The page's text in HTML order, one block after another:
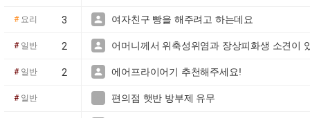
#요리 3  여자친구 빵을 해주려고 하는데요
#일반 2  어머니께서 위축성위염과 장상피화생 소견이
#일반 2  에어프라이어기 추천해주세요!
#일반 편의점 햇반 방부제 유무